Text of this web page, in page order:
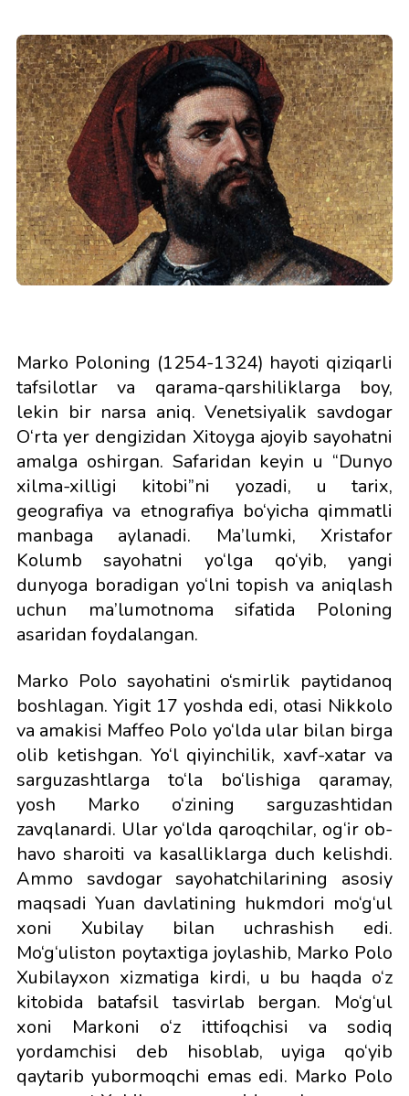
Marko Poloning (1254-1324) hayoti qiziqarli
tafsilotlar va qarama-qarshiliklarga boy,
lekin bir narsa aniq. Venetsiyalik savdogar
O‘rta yer dengizidan Xitoyga ajoyib sayohatni
amalga oshirgan. Safaridan keyin u “Dunyo
xilma-xilligi kitobi”ni yozadi, u tarix,
geografiya va etnografiya bo‘yicha qimmatli
manbaga aylanadi. Ma’lumki, Xristafor
Kolumb sayohatni yo‘lga qo‘yib, yangi
dunyoga boradigan yo‘lni topish va aniqlash
uchun ma’lumotnoma sifatida Poloning
asaridan foydalangan.
Marko Polo sayohatini o‘smirlik paytidanoq
boshlagan. Yigit 17 yoshda edi, otasi Nikkolo
va amakisi Maffeo Polo yo‘lda ular bilan birga
olib ketishgan. Yo‘l qiyinchilik, xavf-xatar va
sarguzashtlarga to‘la bo‘lishiga qaramay,
yosh Marko o‘zining sarguzashtidan
zavqlanardi. Ular yo‘lda qaroqchilar, og‘ir ob-
havo sharoiti va kasalliklarga duch kelishdi.
Ammo savdogar sayohatchilarining asosiy
maqsadi Yuan davlatining hukmdori mo‘g‘ul
xoni Xubilay bilan uchrashish edi.
Mo‘g‘uliston poytaxtiga joylashib, Marko Polo
Xubilayxon xizmatiga kirdi, u bu haqda o‘z
kitobida batafsil tasvirlab bergan. Mo‘g‘ul
xoni Markoni o‘z ittifoqchisi va sodiq
yordamchisi deb hisoblab, uyiga qo‘yib
qaytarib yubormoqchi emas edi. Marko Polo